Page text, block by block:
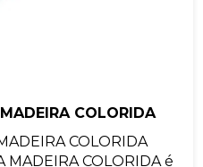
COLORIDA
COLORIDA
MADEIRA COLORIDA é